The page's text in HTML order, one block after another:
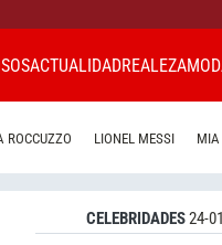
ACTUALIDADREALEZA
ROCCUZZO LIONEL MESSI MIA
CELEBRIDADES24-